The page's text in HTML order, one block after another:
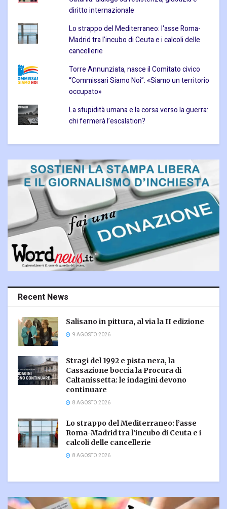
diritto internazionale
Lo strappo del Mediterraneo: l'asse Roma-
Madrid tra l'incubo di Ceuta e i calcoli delle
cancellerie
Torre Annunziata, nasce il Comitato civico
“Commissari Siamo Noi”: «Siamo un territorio
occupato»
La stupidità umana e la corsa verso la guerra:
chi fermerà l’escalation?
Recent News
Salisano in pittura, al via la II edizione
9 AGOSTO 2026
Stragi del 1992 e pista nera, la
Cassazione boccia la Procura di
Caltanissetta: le indagini devono
continuare
8 AGOSTO 2026
Lo strappo del Mediterraneo: l’asse
Roma-Madrid tra l’incubo di Ceuta e i
calcoli delle cancellerie
8 AGOSTO 2026